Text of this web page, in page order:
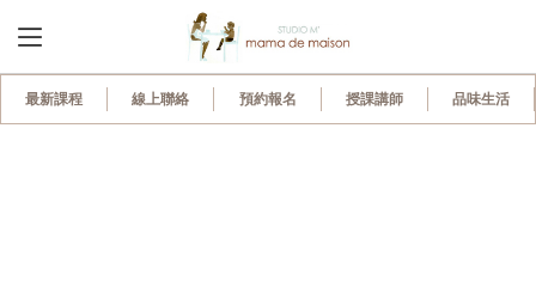
最新課程 線上聯絡 預約報名 授課講師 品味生活